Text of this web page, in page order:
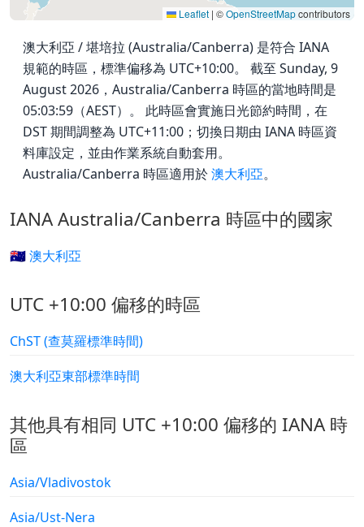
Leaflet | ©OpenStreetMapcontributors
澳大利亞 / 堪培拉 (Australia/Canberra) 是符合 IANA
規範的時區，標準偏移為 UTC+10:00。 截至 Sunday, 9
August 2026，Australia/Canberra 時區的當地時間是
05:03:59（AEST）。 此時區會實施日光節約時間，在
DST 期間調整為 UTC+11:00；切換日期由 IANA 時區資
料庫設定，並由作業系統自動套用。
Australia/Canberra 時區適用於澳大利亞。
IANA Australia/Canberra 時區中的國家
🇦🇺 澳大利亞
UTC +10:00 偏移的時區
ChST (查莫羅標準時間)
澳大利亞東部標準時間
其他具有相同 UTC +10:00 偏移的 IANA 時
區
Asia/Vladivostok
Asia/Ust-Nera